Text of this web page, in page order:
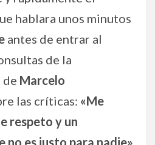
hablara unos minutos
antes de entrar al
de la
de Marcelo
las críticas: «Me
respeto y un